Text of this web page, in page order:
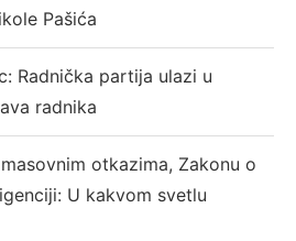
Pašića
Radnička partija ulazi u
radnika
otkazima, Zakonu o
U kakvom svetlu